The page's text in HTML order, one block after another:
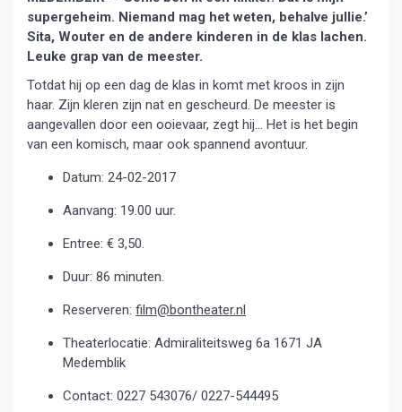
supergeheim. Niemand mag het weten, behalve jullie.’
Sita, Wouter en de andere kinderen in de klas lachen.
Leuke grap van de meester.
Totdat hij op een dag de klas in komt met kroos in zijn
haar. Zijn kleren zijn nat en gescheurd. De meester is
aangevallen door een ooievaar, zegt hij… Het is het begin
van een komisch, maar ook spannend avontuur.
Datum: 24-02-2017
Aanvang: 19.00 uur.
Entree: € 3,50.
Duur: 86 minuten.
Reserveren: film@bontheater.nl
Theaterlocatie: Admiraliteitsweg 6a 1671 JA
Medemblik
Contact: 0227 543076/ 0227-544495